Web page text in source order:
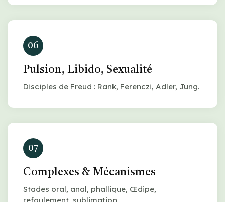
06
Pulsion, Libido, Sexualité
Disciples de Freud : Rank, Ferenczi, Adler, Jung.
07
Complexes & Mécanismes
Stades oral, anal, phallique, Œdipe,